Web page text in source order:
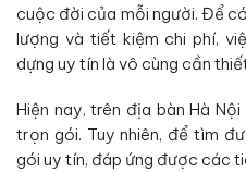
cuộc đời của mỗi người. Để
lượng và tiết kiệm chi phí,
dựng uy tín là vô cùng cần
Hiện nay, trên địa bàn Hà
trọn gói. Tuy nhiên, để tìm
gói uy tín, đáp ứng được các